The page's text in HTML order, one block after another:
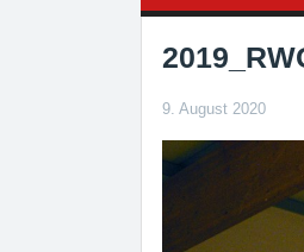
9. August 2020